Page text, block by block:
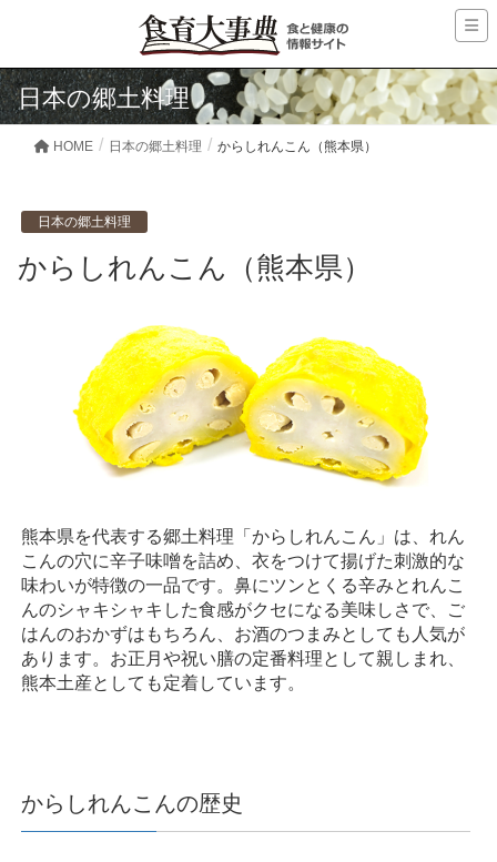
日本の郷土料理
HOME 日本の郷土料理 からしれんこん（熊本県）
日本の郷土料理
からしれんこん（熊本県）
熊本県を代表する郷土料理「からしれんこん」は、れん
こんの穴に辛子味噌を詰め、衣をつけて揚げた刺激的な
味わいが特徴の一品です。鼻にツンとくる辛みとれんこ
んのシャキシャキした食感がクセになる美味しさで、ご
はんのおかずはもちろん、お酒のつまみとしても人気が
あります。お正月や祝い膳の定番料理として親しまれ、
熊本土産としても定着しています。
からしれんこんの歴史